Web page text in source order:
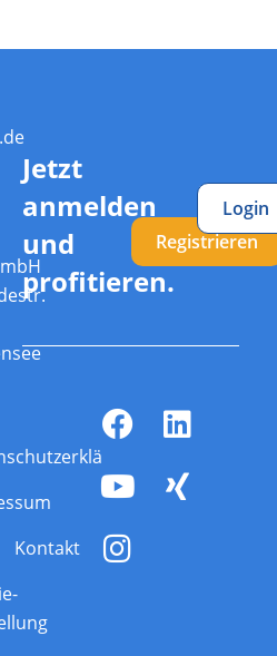
Jetzt
anmelden
und
profitieren.
Registrieren
Login
Kontakt